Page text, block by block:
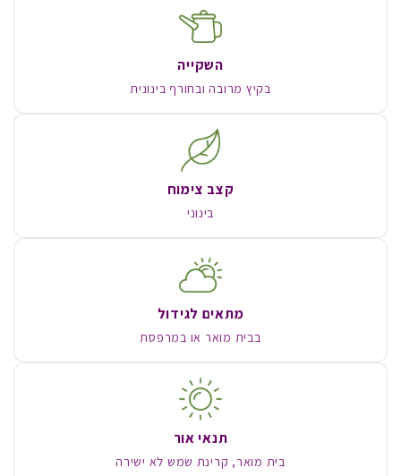
השקייה
בקיץ מרובה ובחורף בינונית
קצב צימוח
בינוני
מתאים לגידול
בבית מואר או במרפסת
תנאי אור
בית מואר, קרינת שמש לא ישירה